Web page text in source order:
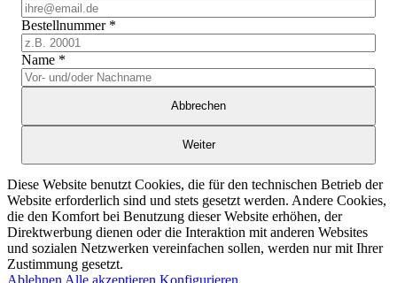
Bestellnummer *
Name *
Abbrechen
Weiter
Diese Website benutzt Cookies, die für den technischen Betrieb der
Website erforderlich sind und stets gesetzt werden. Andere Cookies,
die den Komfort bei Benutzung dieser Website erhöhen, der
Direktwerbung dienen oder die Interaktion mit anderen Websites
und sozialen Netzwerken vereinfachen sollen, werden nur mit Ihrer
Zustimmung gesetzt.
Ablehnen Alle akzeptieren Konfigurieren